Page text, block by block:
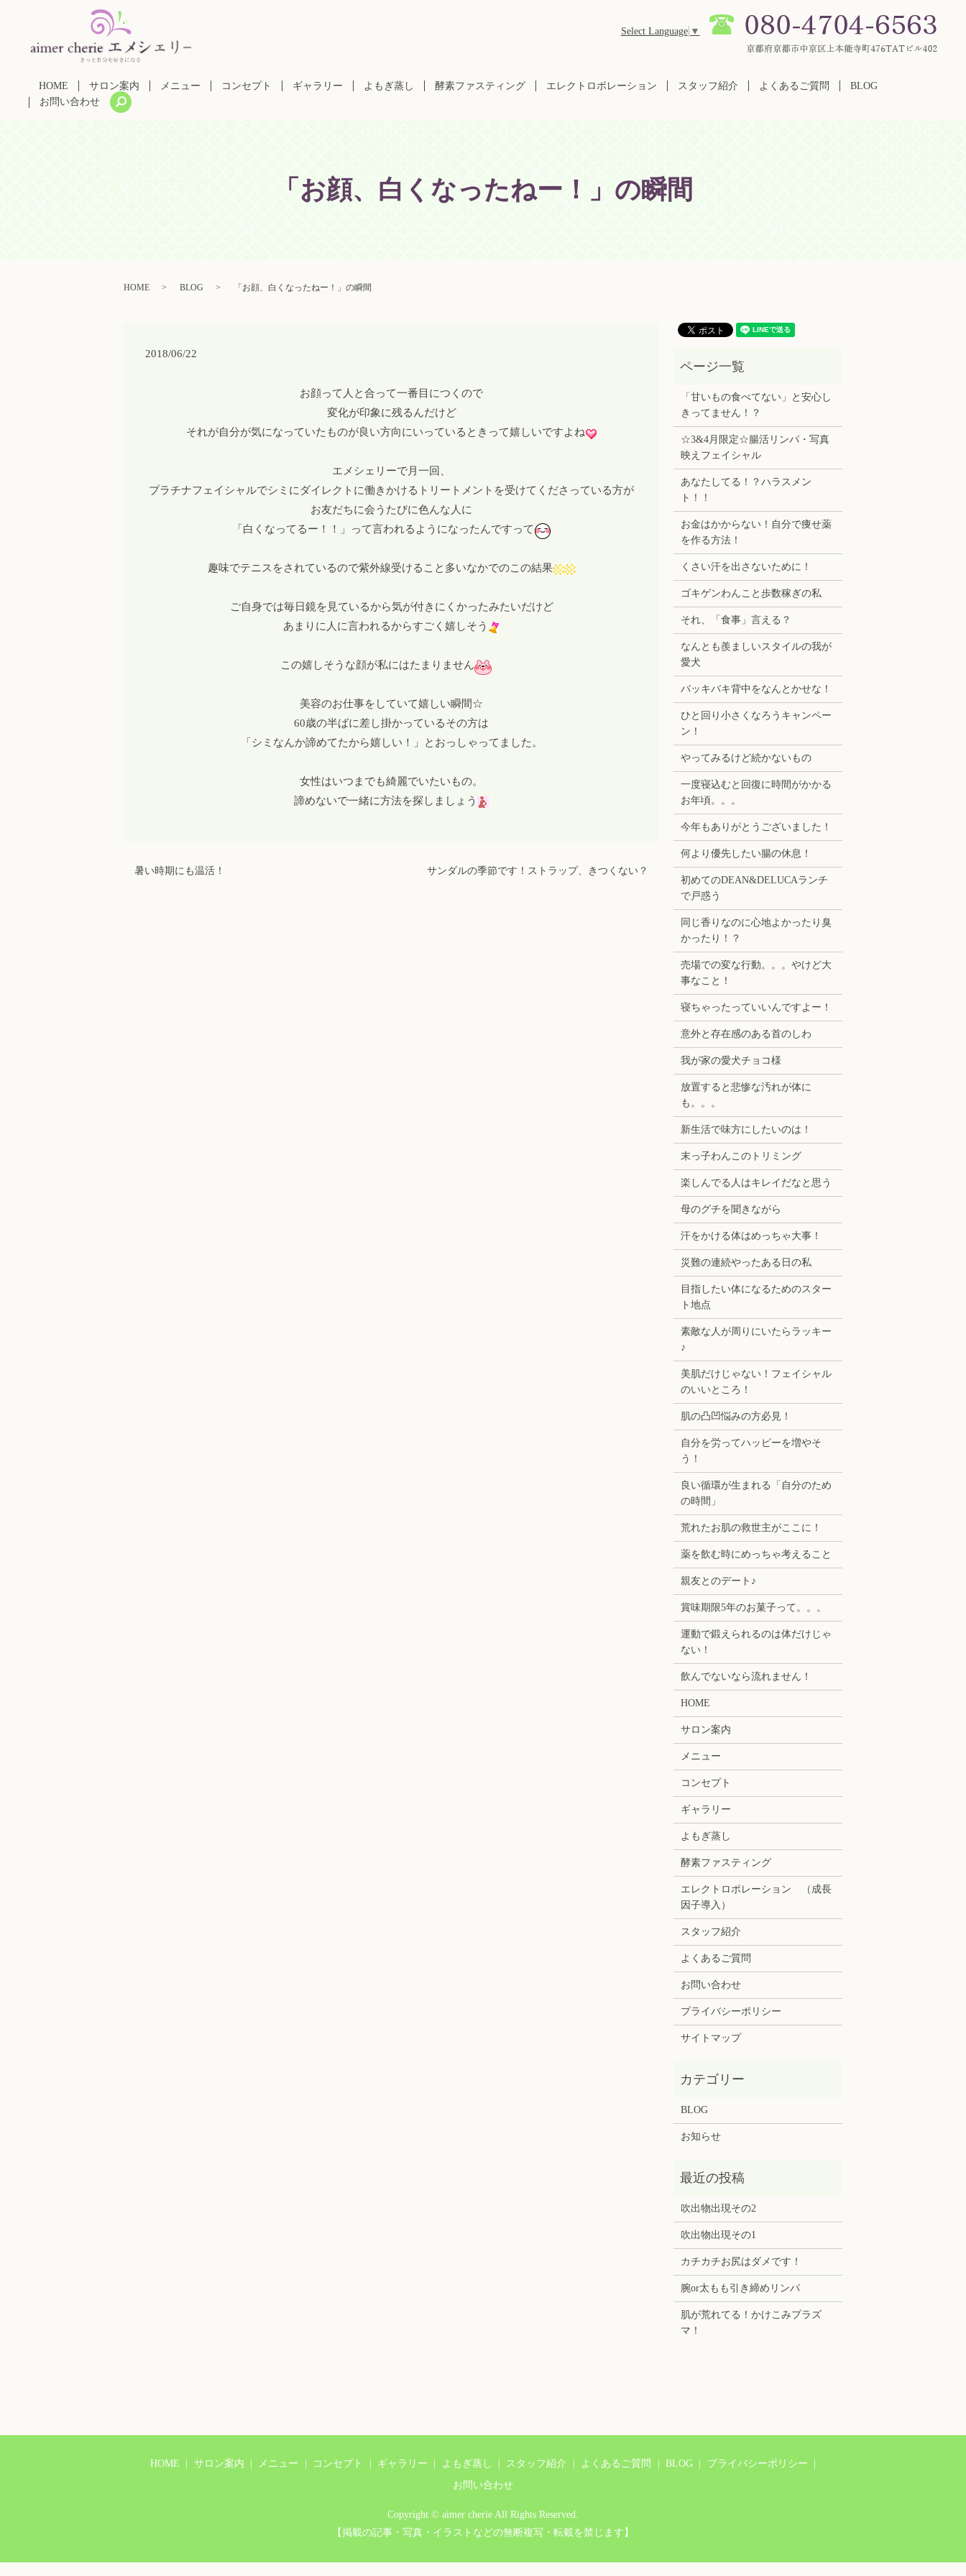
Select Language ▼
HOME サロン案内 メニュー コンセプト ギャラリー よもぎ蒸し 酵素ファスティング エレクトロポレーション スタッフ紹介 よくあるご質問
BLOG
お問い合わせ
「お顔、白くなったねー！」の瞬間
HOME BLOG 「お顔、白くなったねー！」の瞬間
2018/06/22
お顔って人と合って一番目につくので
変化が印象に残るんだけど
それが自分が気になっていたものが良い方向にいっているときって嬉しいですよね
エメシェリーで月一回、
プラチナフェイシャルでシミにダイレクトに働きかけるトリートメントを受けてくださっている方が
お友だちに会うたびに色んな人に
「白くなってるー！！」って言われるようになったんですって
趣味でテニスをされているので紫外線受けること多いなかでのこの結果
ご自身では毎日鏡を見ているから気が付きにくかったみたいだけど
あまりに人に言われるからすごく嬉しそう
この嬉しそうな顔が私にはたまりません
美容のお仕事をしていて嬉しい瞬間☆
60歳の半ばに差し掛かっているその方は
「シミなんか諦めてたから嬉しい！」とおっしゃってました。
女性はいつまでも綺麗でいたいもの。
諦めないで一緒に方法を探しましょう
暑い時期にも温活！ サンダルの季節です！ストラップ、きつくない？
「甘いもの食べてない」と安心し
きってません！？
☆3&4月限定☆腸活リンパ・写真
映えフェイシャル
あなたしてる！？ハラスメン
ト！！
お金はかからない！自分で痩せ薬
を作る方法！
くさい汗を出さないために！
ゴキゲンわんこと歩数稼ぎの私
それ、「食事」言える？
なんとも羨ましいスタイルの我が
愛犬
バッキバキ背中をなんとかせな！
ひと回り小さくなろうキャンペー
ン！
やってみるけど続かないもの
一度寝込むと回復に時間がかかる
お年頃。。。
今年もありがとうございました！
何より優先したい腸の休息！
初めてのDEAN&DELUCAランチ
で戸惑う
同じ香りなのに心地よかったり臭
かったり！？
売場での変な行動。。。やけど大
事なこと！
寝ちゃったっていいんですよー！
意外と存在感のある首のしわ
我が家の愛犬チョコ様
放置すると悲惨な汚れが体に
も。。。
新生活で味方にしたいのは！
末っ子わんこのトリミング
楽しんでる人はキレイだなと思う
母のグチを聞きながら
汗をかける体はめっちゃ大事！
災難の連続やったある日の私
目指したい体になるためのスター
ト地点
素敵な人が周りにいたらラッキー
♪
美肌だけじゃない！フェイシャル
のいいところ！
肌の凸凹悩みの方必見！
自分を労ってハッピーを増やそ
う！
良い循環が生まれる「自分のため
の時間」
荒れたお肌の救世主がここに！
薬を飲む時にめっちゃ考えること
親友とのデート♪
賞味期限5年のお菓子って。。。
運動で鍛えられるのは体だけじゃ
ない！
飲んでないなら流れません！
HOME
サロン案内
メニュー
コンセプト
ギャラリー
よもぎ蒸し
酵素ファスティング
エレクトロポレーション （成長
因子導入）
スタッフ紹介
よくあるご質問
お問い合わせ
プライバシーポリシー
サイトマップ
BLOG
お知らせ
吹出物出現その2
吹出物出現その1
カチカチお尻はダメです！
腕or太もも引き締めリンパ
肌が荒れてる！かけこみプラズ
マ！
HOME サロン案内 メニュー コンセプト ギャラリー よもぎ蒸し スタッフ紹介 よくあるご質問 BLOG
プライバシーポリシー
お問い合わせ
Copyright © aimer cherie All Rights Reserved.
【掲載の記事・写真・イラストなどの無断複写・転載を禁じます】